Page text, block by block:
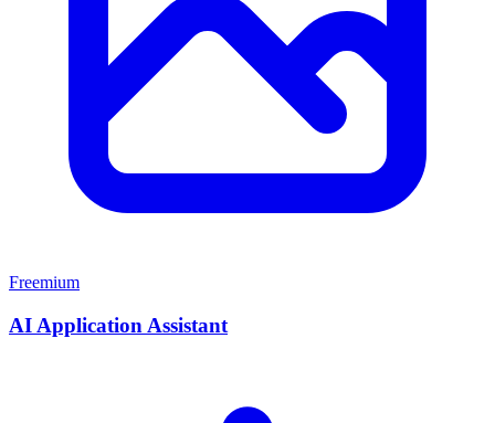
Freemium
AI Application Assistant